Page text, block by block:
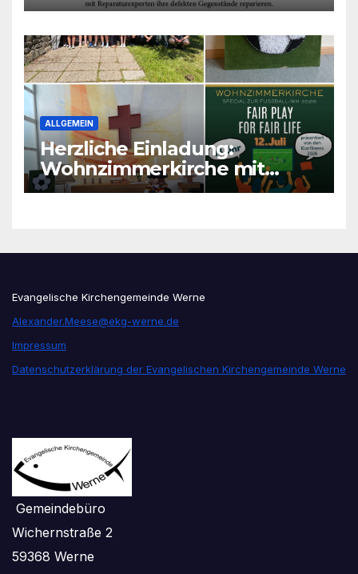
ALLGEMEIN
Herzliche Einladung:
Wohnzimmerkirche mit
unseren Konfis
Evangelische Kirchengemeinde Werne
Alexander.Meese@ekg-werne.de
Impressum
Datenschutzerklärung der Evangelischen Kirchengemeinde Werne
Gemeindebüro
Wichernstraße 2
59368 Werne